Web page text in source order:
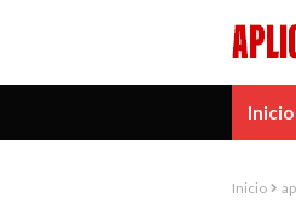
Inicio
Inicio